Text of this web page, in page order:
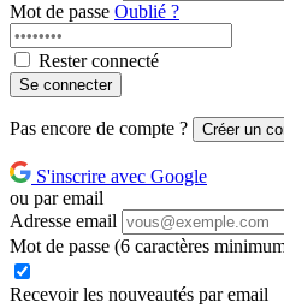
Mot de passe Oublié ?
Rester connecté
Se connecter
Pas encore de compte ? Créer un
S'inscrire avec Google
ou par email
Adresse email
Mot de passe (6 caractères
Recevoir les nouveautés par email